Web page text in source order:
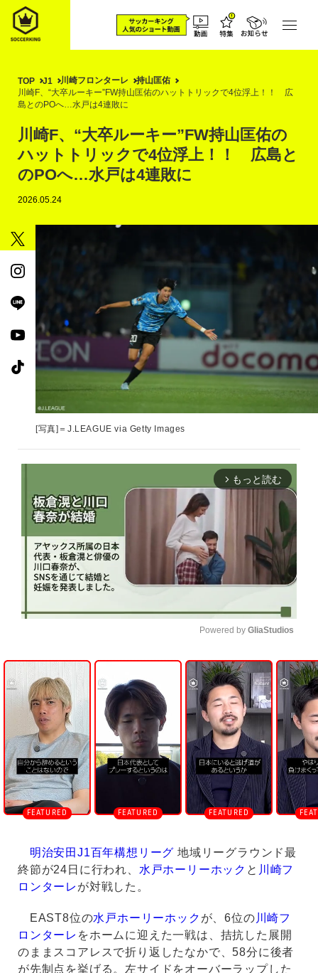
TOP J1 川崎フロンターレ
持山匡佑
川崎F、“大卒ルーキー”FW持山匡佑のハットトリックで4位浮上！！ 広
島とのPOへ…水戸は4連敗に
川崎F、“大卒ルーキー”FW持山匡佑の
ハットトリックで4位浮上！！ 広島と
のPOへ…水戸は4連敗に
2026.05.24
[写真]＝J.LEAGUE via Getty Images
arrow_forward_ios もっと読む
U
n
m
u
t
e
Powered by GliaStudios
明治安田J1百年構想リーグ 地域リーグラウンド最
終節が24日に行われ、 水戸ホーリーホック と 川崎フ
ロンターレ が対戦した。
EAST8位の水戸ホーリーホック が、6位の川崎フ
ロンターレ をホームに迎えた一戦は、拮抗した展開
のままスコアレスで折り返したなかで、58分に後者
が先制点を挙げる。左サイドをオーバーラップした